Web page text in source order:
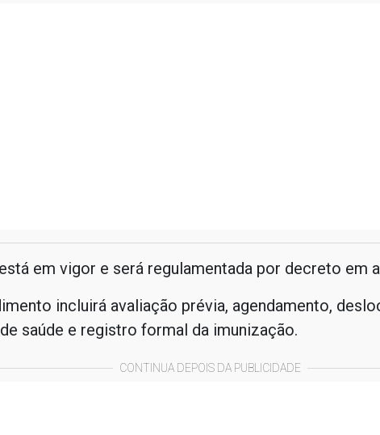
em vigor e será regulamentada por decreto em
incluirá avaliação prévia, agendamento,
saúde e registro formal da imunização.
CONTINUA DEPOIS DA PUBLICIDADE